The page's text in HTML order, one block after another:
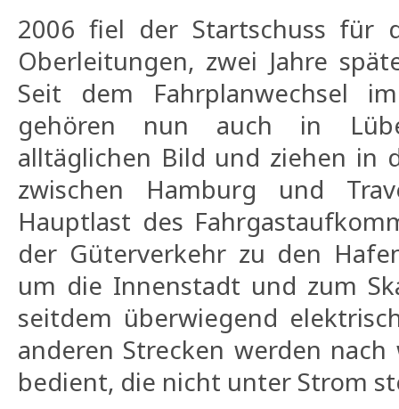
2006 fiel der Startschuss für
Oberleitungen, zwei Jahre
Seit dem Fahrplanwechsel
gehören nun auch in
alltäglichen Bild und ziehen in
zwischen Hamburg und
Hauptlast des
der Güterverkehr zu den
um die Innenstadt und zum
seitdem überwiegend
anderen Strecken werden
bedient, die nicht unter Strom